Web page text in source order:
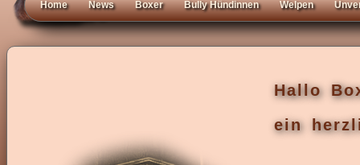
Home News Boxer Bully Hündinnen Welpen
Hallo
ein